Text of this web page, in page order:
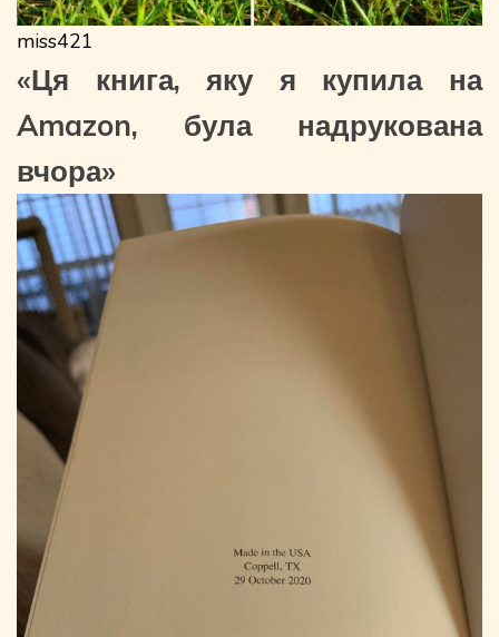
miss421
«Ця книга, яку я купила на
Amazon, була надрукована
вчора»